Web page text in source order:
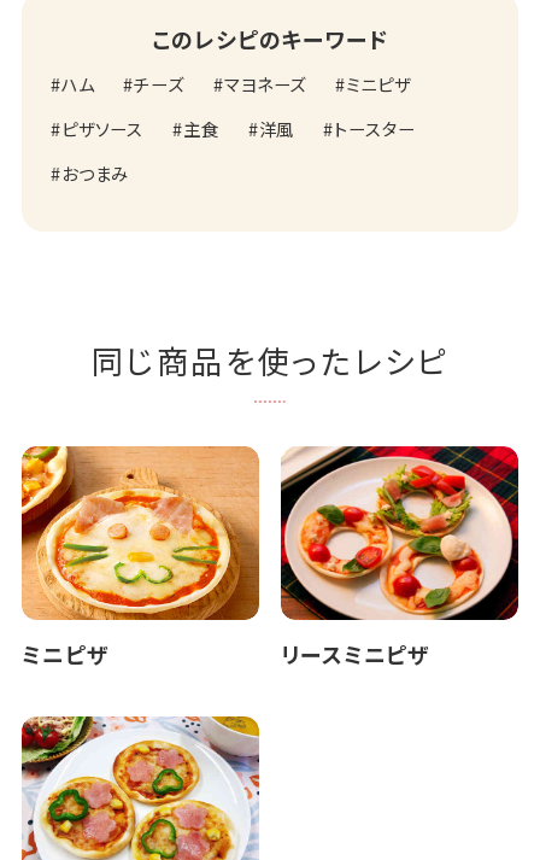
このレシピのキーワード
ハム チーズ マヨネーズ
ミニピザ
ピザソース
主食 洋風
トースター
おつまみ
同じ商品を使ったレシピ
ミニピザ リースミニピザ